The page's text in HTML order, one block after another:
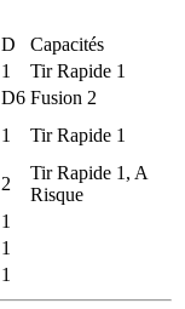
D
Capacités
1
Tir Rapide 1
D6 Fusion 2
1
Tir Rapide 1
2
Tir Rapide 1, A
Risque
1
1
1